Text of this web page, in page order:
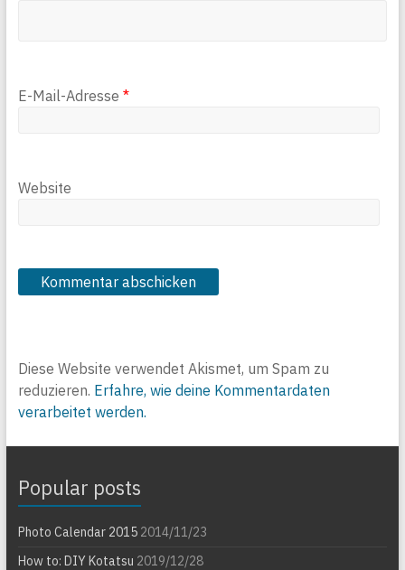
E-Mail-Adresse *
Website
Diese Website verwendet Akismet, um Spam zu
reduzieren. Erfahre, wie deine Kommentardaten
verarbeitet werden.
Popular posts
Photo Calendar 20152014/11/23
How to: DIY Kotatsu 2019/12/28